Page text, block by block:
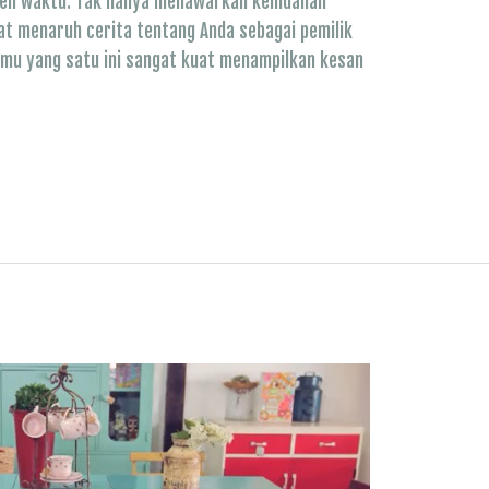
menaruh cerita tentang Anda sebagai pemilik
yang satu ini sangat kuat menampilkan kesan